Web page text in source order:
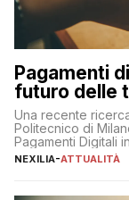
Pagamenti
futuro delle
Una recente
Politecnico di
Pagamenti Digitali
definitivi del primo
NEXILIA-ATTUALITÀ